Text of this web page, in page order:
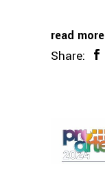
read more
Share: